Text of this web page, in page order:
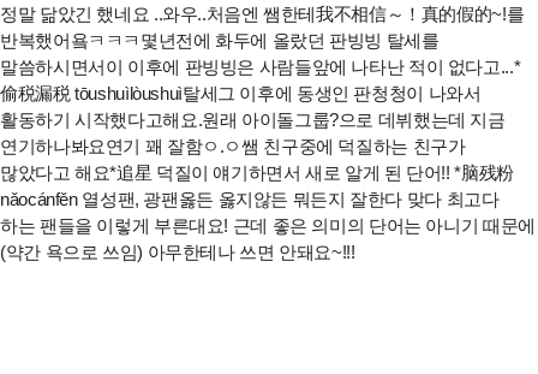
정말 닮았긴 했네요 ..와우..처음엔 쌤한테我不相信～！真的假的~!를
반복했어욬ㅋㅋㅋ몇년전에 화두에 올랐던 판빙빙 탈세를
말씀하시면서이 이후에 판빙빙은 사람들앞에 나타난 적이 없다고...​*
偷税漏税 tōushuìlòushuì탈세​그 이후에 동생인 판청청이 나와서
활동하기 시작했다고해요.원래 아이돌그룹?으로 데뷔했는데 지금
연기하나봐요연기 꽤 잘함ㅇ.ㅇ쌤 친구중에 덕질하는 친구가
많았다고 해요*追星 덕질​이 얘기하면서 새로 알게 된 단어!!​ *脑残粉
nǎocánfěn 열성팬, 광팬옳든 옳지않든 뭐든지 잘한다 맞다 최고다
하는 팬들을 이렇게 부른대요! 근데 좋은 의미의 단어는 아니기 때문에
(약간 욕으로 쓰임) 아무한테나 쓰면 안돼요~!!!